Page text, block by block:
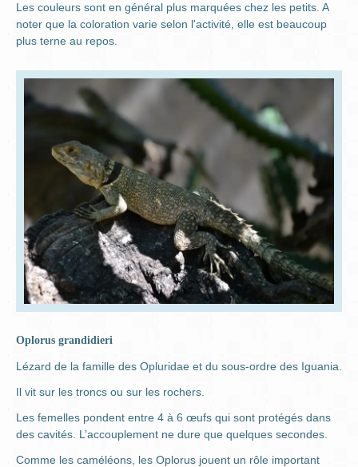
Les couleurs sont en général plus marquées chez les petits. A
noter que la coloration varie selon l'activité, elle est beaucoup
plus terne au repos.
Oplorus grandidieri
Lézard de la famille des Opluridae et du sous-ordre des Iguania.
Il vit sur les troncs ou sur les rochers.
Les femelles pondent entre 4 à 6 œufs qui sont protégés dans
des cavités. L’accouplement ne dure que quelques secondes.
Comme les caméléons, les Oplorus jouent un rôle important